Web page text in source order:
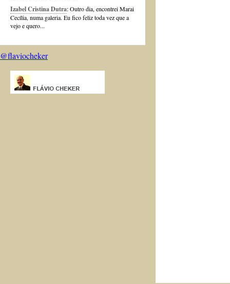
Izabel Cristina Dutra: Outro dia, encontrei Marai
Cecília, numa galeria. Eu fico feliz toda vez que a
vejo e quero...
@flaviocheker